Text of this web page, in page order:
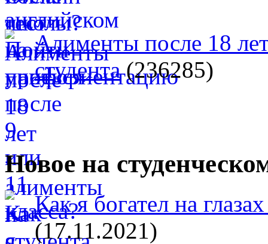
Алименты после 18
студента(236285)
Новое на
Как я богател на
(17.11.2021)